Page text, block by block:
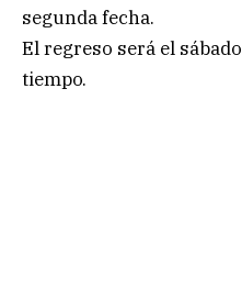
segunda fecha.
El regreso será el
tiempo.